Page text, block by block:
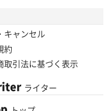
キャンセル
約
取引法に基づく表示
ライター